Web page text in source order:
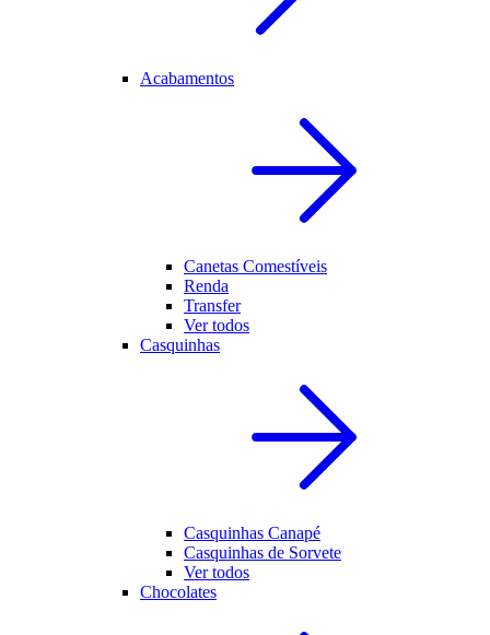
Acabamentos
Canetas Comestíveis
Renda
Transfer
Ver todos
Casquinhas
Casquinhas Canapé
Casquinhas de Sorvete
Ver todos
Chocolates